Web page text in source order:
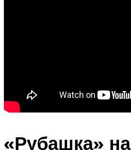
«Рубашка» на